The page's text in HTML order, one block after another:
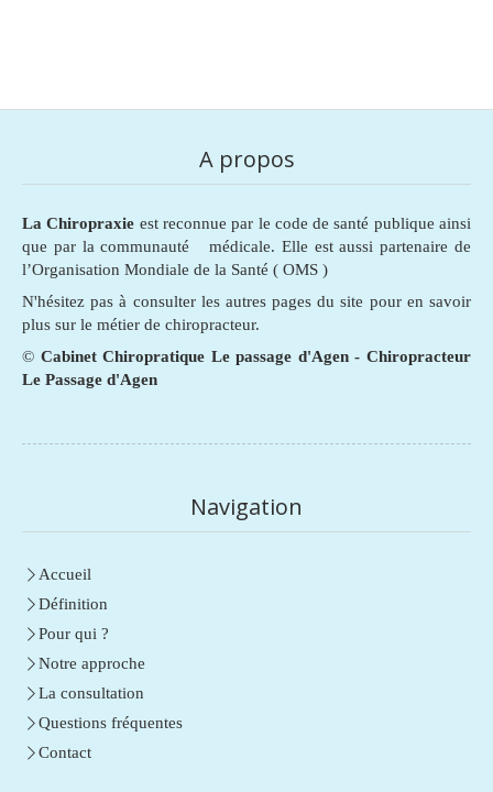
A propos
La Chiropraxie est reconnue par le code de santé publique ainsi
que par la communauté médicale. Elle est aussi partenaire de
l’Organisation Mondiale de la Santé ( OMS )
N'hésitez pas à consulter les autres pages du site pour en savoir
plus sur le métier de chiropracteur.
© Cabinet Chiropratique Le passage d'Agen - Chiropracteur
Le Passage d'Agen
Navigation
Accueil
Définition
Pour qui ?
Notre approche
La consultation
Questions fréquentes
Contact